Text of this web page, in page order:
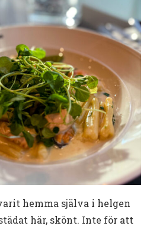
hemma själva i helgen
här, skönt. Inte för att